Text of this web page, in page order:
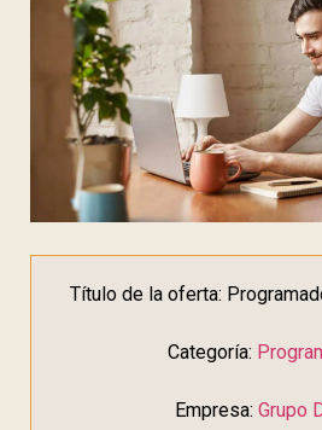
Título de la oferta:
Categoría:
Empresa: Grupo